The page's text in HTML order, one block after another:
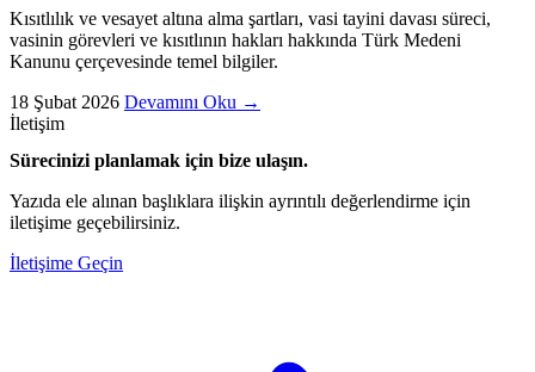
Kısıtlılık ve vesayet altına alma şartları, vasi tayini davası süreci,
vasinin görevleri ve kısıtlının hakları hakkında Türk Medeni
Kanunu çerçevesinde temel bilgiler.
18 Şubat 2026 Devamını Oku →
İletişim
Sürecinizi planlamak için bize ulaşın.
Yazıda ele alınan başlıklara ilişkin ayrıntılı değerlendirme için
iletişime geçebilirsiniz.
İletişime Geçin